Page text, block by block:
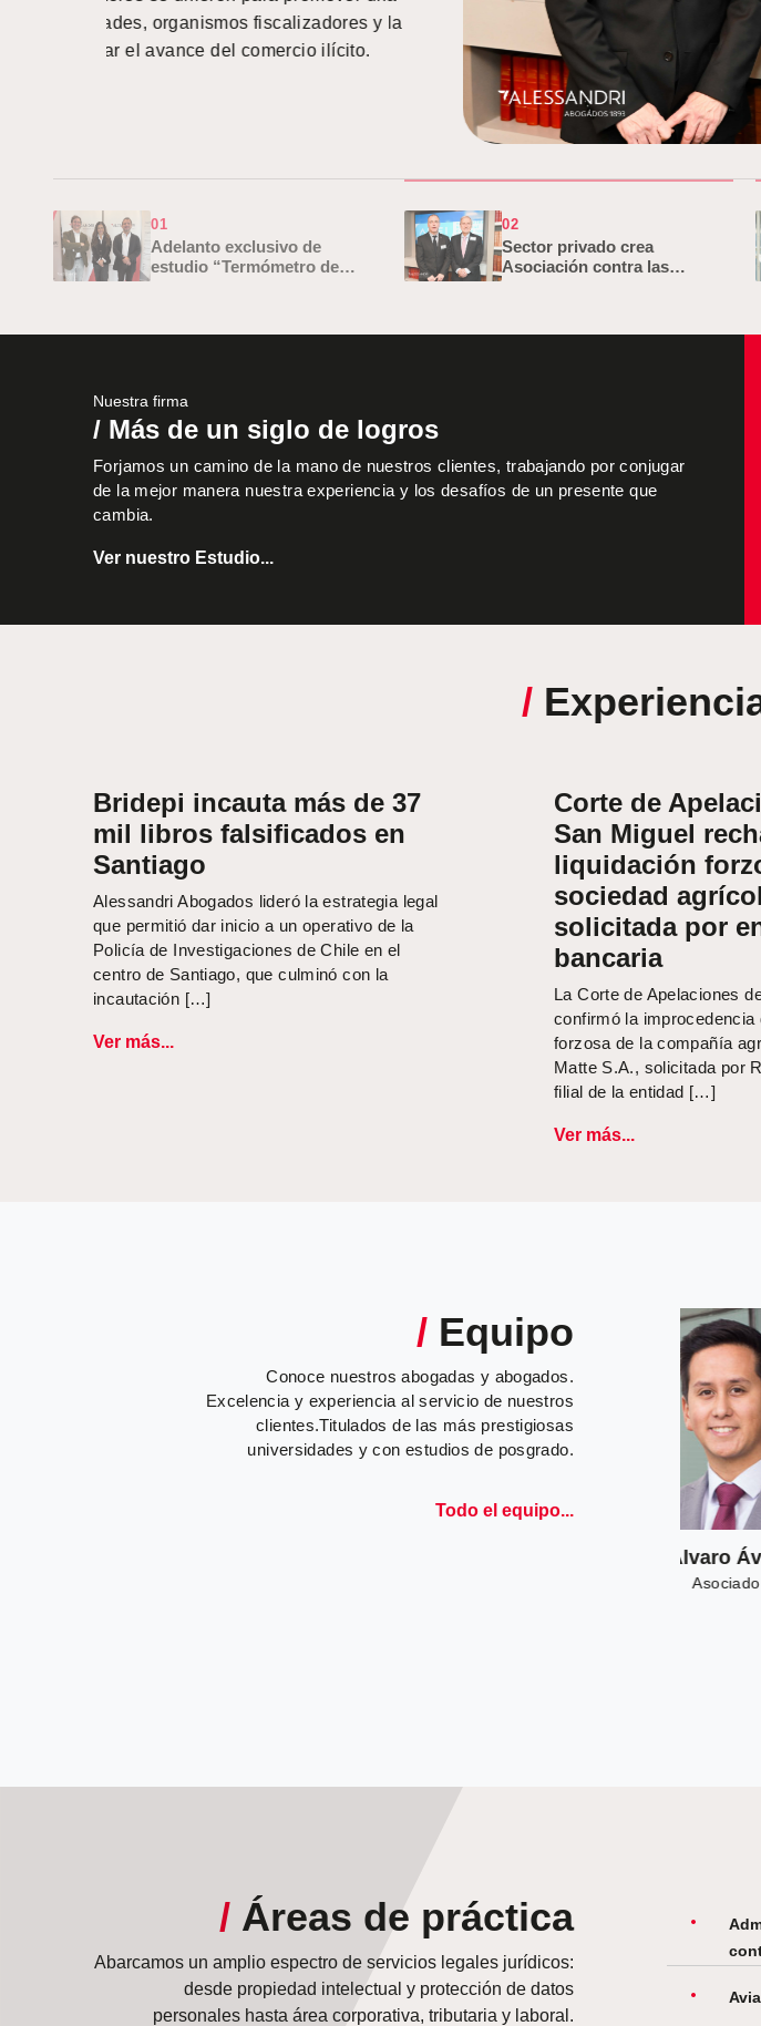
en la tramitación y obtención de autorizaciones sectoriales.
01
Adelanto exclusivo de
estudio “Termómetro de
02
Sector privado crea
Asociación contra las
Nuestra firma
/ Más de un siglo de logros
Forjamos un camino de la mano de nuestros clientes, trabajando por conjugar
de la mejor manera nuestra experiencia y los desafíos de un presente que
cambia.
Ver nuestro Estudio...
/
Bridepi incauta más de 37
mil libros falsificados en
Santiago
Alessandri Abogados lideró la estrategia legal
que permitió dar inicio a un operativo de la
Policía de Investigaciones de Chile en el
centro de Santiago, que culminó con la
incautación […]
Ver más...
Corte de
San Miguel
liquidación
sociedad
solicitada por
bancaria
La Corte de Apelaciones
confirmó la improcedencia
forzosa de la compañía
Matte S.A., solicitada por
filial de la entidad […]
Ver más...
/ Equipo
Conoce nuestros abogadas y abogados.
Excelencia y experiencia al servicio de nuestros
clientes.Titulados de las más prestigiosas
universidades y con estudios de posgrado.
Todo el equipo...
/ Áreas de práctica
Abarcamos un amplio espectro de servicios legales jurídicos:
desde propiedad intelectual y protección de datos
personales hasta área corporativa, tributaria y laboral.